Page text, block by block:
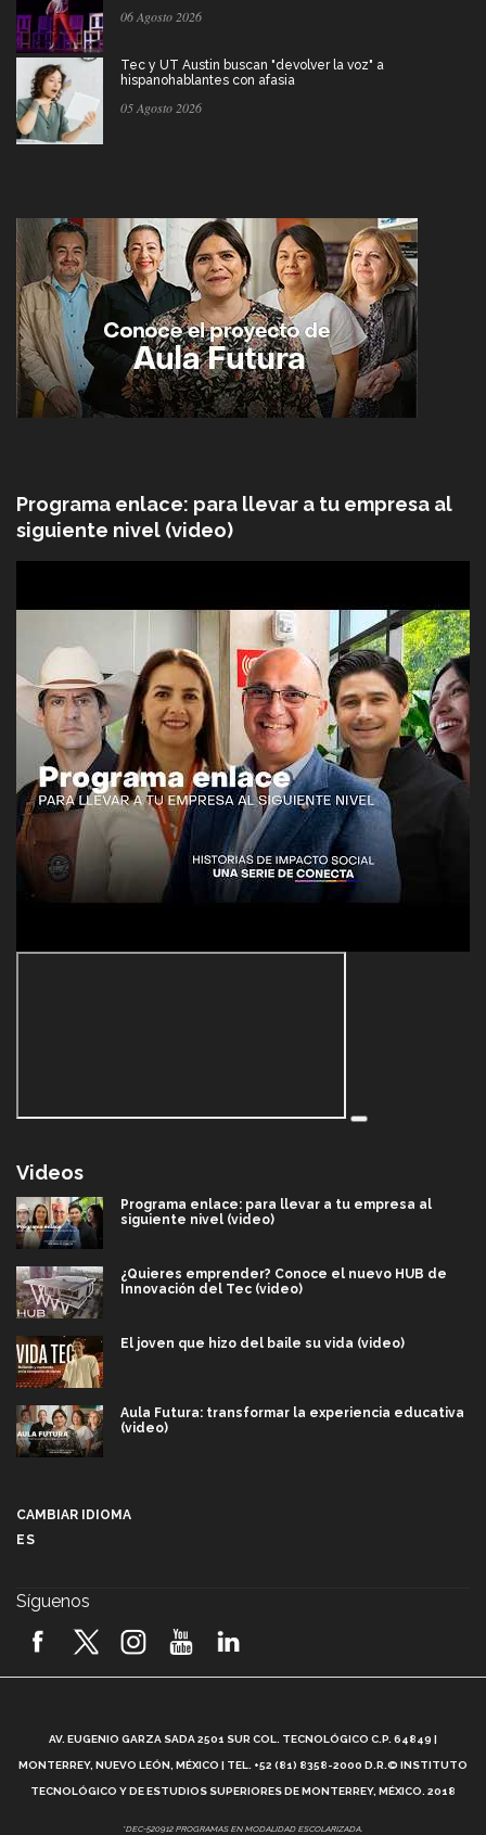
06 Agosto 2026
Tec y UT Austin buscan "devolver la voz" a
hispanohablantes con afasia
05 Agosto 2026
Programa enlace: para llevar a tu empresa al
siguiente nivel (video)
Videos
Programa enlace: para llevar a tu empresa al
siguiente nivel (video)
¿Quieres emprender? Conoce el nuevo HUB de
Innovación del Tec (video)
El joven que hizo del baile su vida (video)
Aula Futura: transformar la experiencia educativa
(video)
2026! (video)
¿Cómo es el Modelo Educativo Tec? (video)
Vida Tec: Feminismo e Inteligencia Artificial, Paola
CAMBIAR IDIOMA
ES
Síguenos
AV. EUGENIO GARZA SADA 2501 SUR COL. TECNOLÓGICO C.P. 64849 |
MONTERREY, NUEVO LEÓN, MÉXICO | TEL. +52 (81) 8358-2000 D.R.© INSTITUTO
TECNOLÓGICO Y DE ESTUDIOS SUPERIORES DE MONTERREY, MÉXICO. 2018
*DEC-520912 PROGRAMAS EN MODALIDAD ESCOLARIZADA.